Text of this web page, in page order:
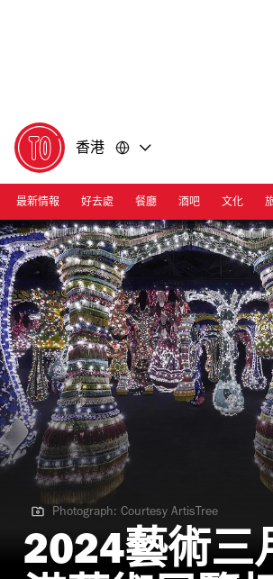
香港
最新情報 好去處 餐廳 酒吧 文化
Photograph: Courtesy ArtisTree
Photograph: Courtesy ArtisTree
2024藝術三